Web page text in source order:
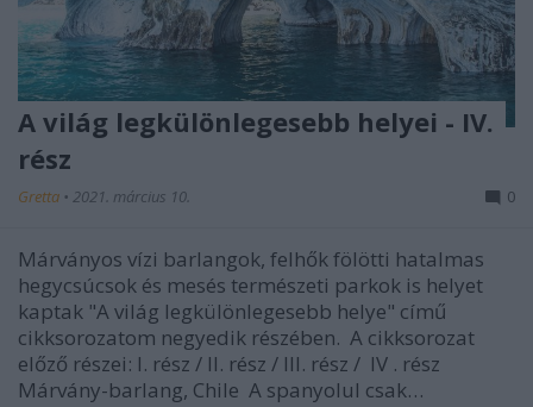
A világ legkülönlegesebb helyei - IV.
rész
Gretta • 2021. március 10. 0
Márványos vízi barlangok, felhők fölötti hatalmas
hegycsúcsok és mesés természeti parkok is helyet
kaptak "A világ legkülönlegesebb helye" című
cikksorozatom negyedik részében. A cikksorozat
előző részei: I. rész / II. rész / III. rész / IV . rész
Márvány-barlang, Chile A spanyolul csak…